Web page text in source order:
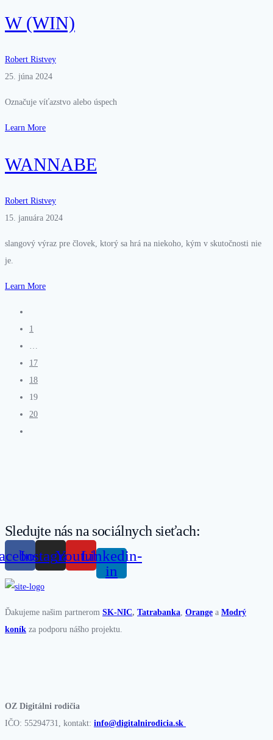
W (WIN)
Robert Ristvey
25. júna 2024
Označuje víťazstvo alebo úspech
Learn More
WANNABE
Robert Ristvey
15. januára 2024
slangový výraz pre človek, ktorý sa hrá na niekoho, kým v skutočnosti nie
je.
Learn More
1
…
17
18
19
20
Sledujte nás na sociálnych sieťach:
InstagramYoutubeLinkedin-
in
Ďakujeme našim partnerom SK-NIC, Tatrabanka Orange a Modrý
koník za podporu nášho projektu.
OZ Digitálni rodičia
IČO: 55294731, kontakt: info@digitalnirodicia.sk